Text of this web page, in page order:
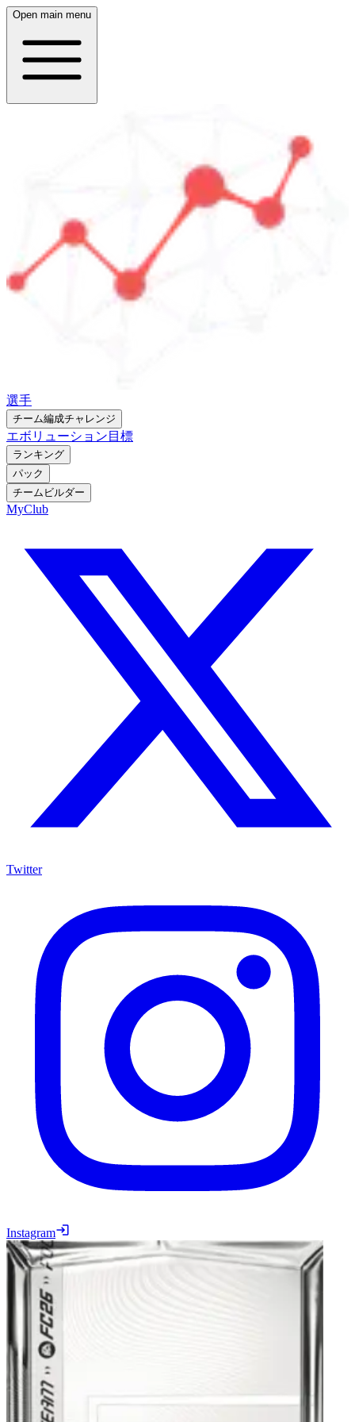
Open main menu
選手
チーム編成チャレンジ
エボリューション 目標
ランキング
パック
チームビルダー
MyClub
Twitter
Instagram